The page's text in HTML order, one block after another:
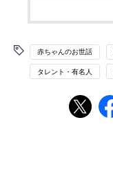
赤ちゃんのお世話
タレント・有名人